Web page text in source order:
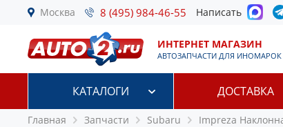
Москва 8 (495) 984-46-55 Написать
ИНТЕРНЕТ МАГАЗИН
АВТОЗАПЧАСТИ ДЛЯ ИНОМАРОК
КАТАЛОГИ ДОСТАВКА
Главная Запчасти Subaru Impreza